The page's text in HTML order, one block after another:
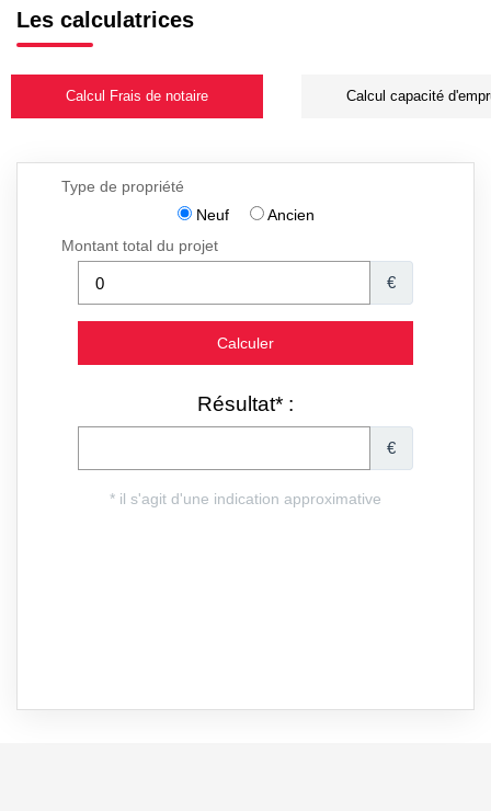
Les calculatrices
Calcul Frais de notaire Calcul capacité